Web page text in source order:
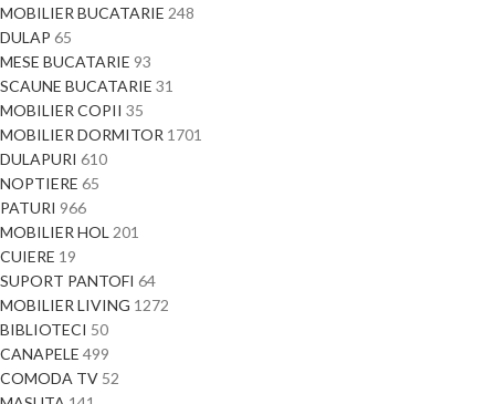
MOBILIER BUCATARIE 248
DULAP 65
MESE BUCATARIE 93
SCAUNE BUCATARIE 31
MOBILIER COPII 35
MOBILIER DORMITOR 1701
DULAPURI 610
NOPTIERE 65
PATURI 966
MOBILIER HOL 201
CUIERE 19
SUPORT PANTOFI 64
MOBILIER LIVING 1272
BIBLIOTECI 50
CANAPELE 499
COMODA TV 52